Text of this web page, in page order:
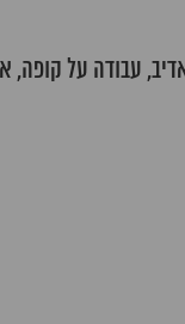
עבודה על קופה,